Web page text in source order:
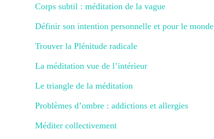
Corps subtil : méditation de la vague
Définir son intention personnelle et pour le monde
Trouver la Plénitude radicale
La méditation vue de l’intérieur
Le triangle de la méditation
Problèmes d’ombre : addictions et allergies
Méditer collectivement